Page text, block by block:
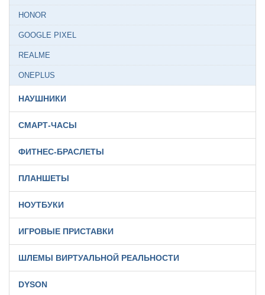
HONOR
GOOGLE PIXEL
REALME
ONEPLUS
НАУШНИКИ
СМАРТ-ЧАСЫ
ФИТНЕС-БРАСЛЕТЫ
ПЛАНШЕТЫ
НОУТБУКИ
ИГРОВЫЕ ПРИСТАВКИ
ШЛЕМЫ ВИРТУАЛЬНОЙ РЕАЛЬНОСТИ
DYSON